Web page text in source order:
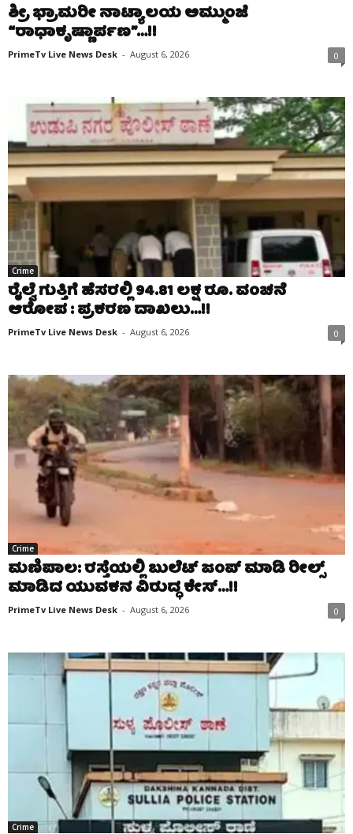
ಶ್ರೀ ಭ್ರಾಮರೀ ನಾಟ್ಯಾಲಯ ಅಮ್ಮುಂಜೆ
“ರಾಧಾಕೃಷ್ಣಾರ್ಪಣ”…!!
PrimeTv Live News Desk - August 6, 2026 0
Crime
ರೈಲ್ವೆ ಗುತ್ತಿಗೆ ಹೆಸರಲ್ಲಿ 94.81 ಲಕ್ಷ ರೂ. ವಂಚನೆ
ಆರೋಪ : ಪ್ರಕರಣ ದಾಖಲು…!!
PrimeTv Live News Desk - August 6, 2026 0
Crime
ಮಣಿಪಾಲ: ರಸ್ತೆಯಲ್ಲಿ ಬುಲೆಟ್ ಜಂಪ್ ಮಾಡಿ ರೀಲ್ಸ್
ಮಾಡಿದ ಯುವಕನ ವಿರುದ್ಧ ಕೇಸ್…!!
PrimeTv Live News Desk - August 6, 2026 0
Crime